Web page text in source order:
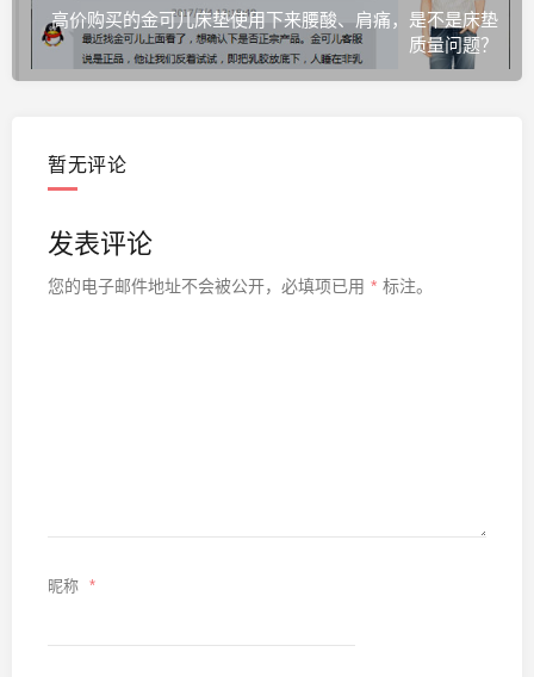
高价购买的金可儿床垫使用下来腰酸、肩痛，是不是床垫
质量问题？
暂无评论
发表评论
您的电子邮件地址不会被公开， 必填项已用 * 标注。
昵称 *